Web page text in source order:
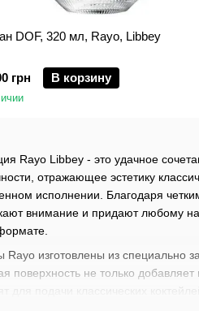
Rayo Libbey - это удачное
отражающее эстетику
исполнении. Благодаря
внимание и придают любому
Rayo изготовлены из специально
поверхность не только
для подачи классических
DOF, 320 мл, Rayo, Libbey
грн В корзину